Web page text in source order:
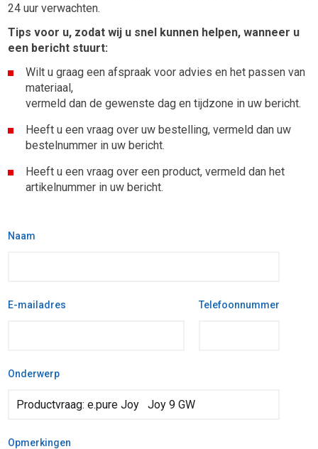
24 uur verwachten.
Tips voor u, zodat wij u snel kunnen helpen, wanneer u
een bericht stuurt:
Wilt u graag een afspraak voor advies en het passen van
materiaal,
vermeld dan de gewenste dag en tijdzone in uw bericht.
Heeft u een vraag over uw bestelling, vermeld dan uw
bestelnummer in uw bericht.
Heeft u een vraag over een product, vermeld dan het
artikelnummer in uw bericht.
Naam
E-mailadres Telefoonnummer
Onderwerp
Opmerkingen